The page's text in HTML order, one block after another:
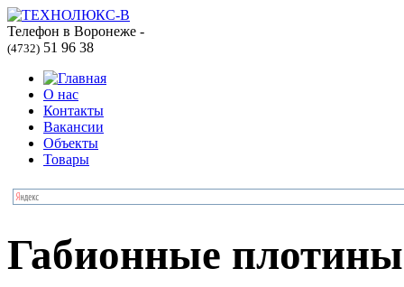
Телефон в Воронеже -
(4732) 51 96 38
О нас
Контакты
Вакансии
Объекты
Товары
Габионные плотины